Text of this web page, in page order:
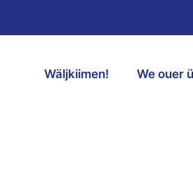
Wäljkiimen! We ouer